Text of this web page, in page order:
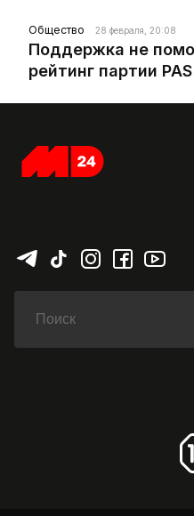
Общество 28 февраля, 20:08
Поддержка не
рейтинг партии